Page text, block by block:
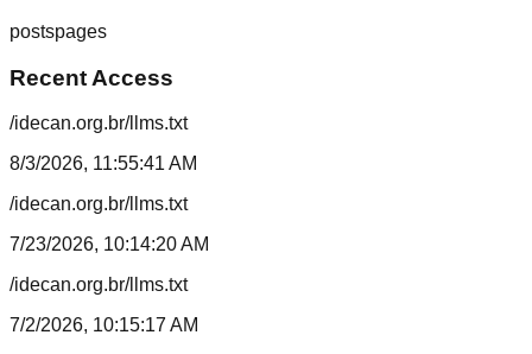
postspages
Recent Access
/idecan.org.br/llms.txt
8/3/2026, 11:55:41 AM
/idecan.org.br/llms.txt
7/23/2026, 10:14:20 AM
/idecan.org.br/llms.txt
7/2/2026, 10:15:17 AM